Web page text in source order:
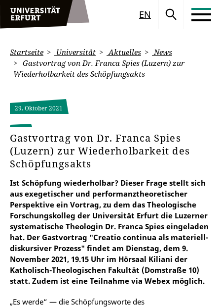
EN
Startseite Universität Aktuelles
News
Gastvortrag von Dr. Franca Spies (Luzern) zur
Wiederholbarkeit des Schöpfungsakts
29. Oktober 2021
Gastvortrag von Dr. Franca Spies
(Luzern) zur Wiederholbarkeit des
Schöpfungsakts
Ist Schöpfung wiederholbar? Dieser Frage stellt sich
aus exegetischer und performanztheoretischer
Perspektive ein Vortrag, zu dem das Theologische
Forschungskolleg der Universität Erfurt die Luzerner
systematische Theologin Dr. Franca Spies eingeladen
hat. Der Gastvortrag "Creatio continua als materiell-
diskursiver Prozess" findet am Dienstag, dem 9.
November 2021, 19.15 Uhr im Hörsaal Kiliani der
Katholisch-Theologischen Fakultät (Domstraße 10)
statt. Zudem ist eine Teilnahme via Webex möglich.
„Es werde“ — die Schöpfungsworte des